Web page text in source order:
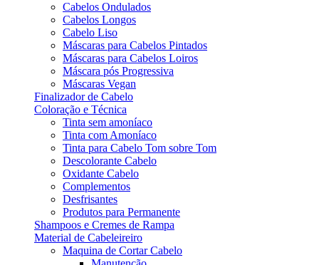
Cabelos Ondulados
Cabelos Longos
Cabelo Liso
Máscaras para Cabelos Pintados
Máscaras para Cabelos Loiros
Máscara pós Progressiva
Máscaras Vegan
Finalizador de Cabelo
Coloração e Técnica
Tinta sem amoníaco
Tinta com Amoníaco
Tinta para Cabelo Tom sobre Tom
Descolorante Cabelo
Oxidante Cabelo
Complementos
Desfrisantes
Produtos para Permanente
Shampoos e Cremes de Rampa
Material de Cabeleireiro
Maquina de Cortar Cabelo